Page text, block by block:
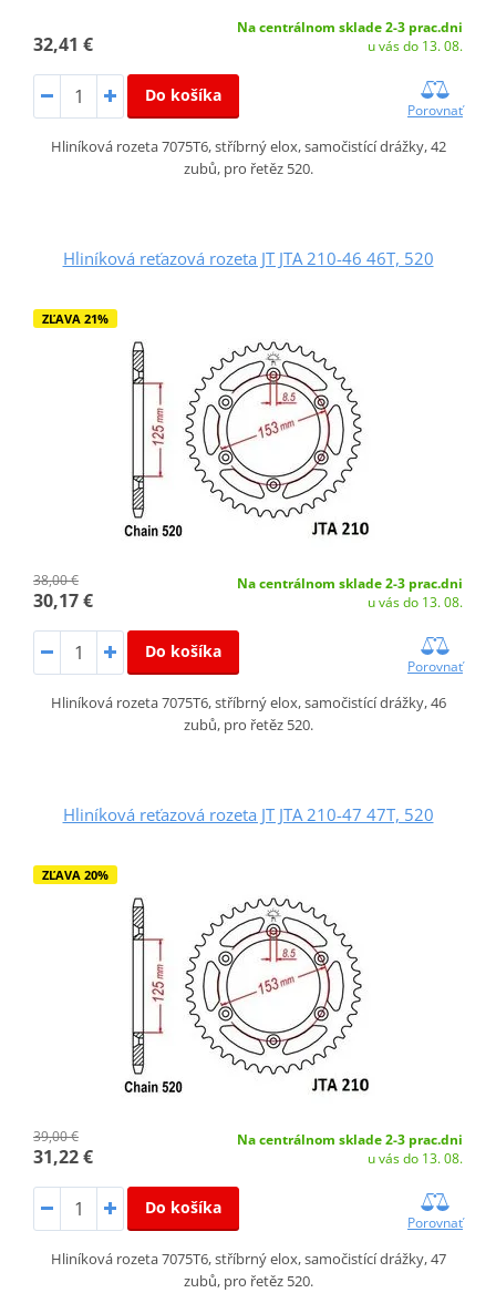
32,41 €
Na centrálnom sklade 2-3 prac.dni
u vás do 13. 08.
Do košíka
Porovnať
Hliníková rozeta 7075T6, stříbrný elox, samočistící drážky, 42
zubů, pro řetěz 520.
Hliníková reťazová rozeta JT JTA 210-46 46T, 520
ZĽAVA 21%
38,00 €
30,17 €
Na centrálnom sklade 2-3 prac.dni
u vás do 13. 08.
Do košíka
Porovnať
Hliníková rozeta 7075T6, stříbrný elox, samočistící drážky, 46
zubů, pro řetěz 520.
Hliníková reťazová rozeta JT JTA 210-47 47T, 520
ZĽAVA 20%
39,00 €
31,22 €
Na centrálnom sklade 2-3 prac.dni
u vás do 13. 08.
Do košíka
Porovnať
Hliníková rozeta 7075T6, stříbrný elox, samočistící drážky, 47
zubů, pro řetěz 520.